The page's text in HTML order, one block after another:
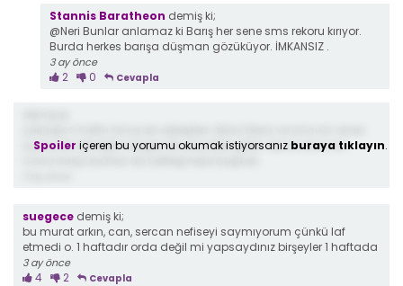
Stannis Baratheon demiş ki;
@Neri Bunlar anlamaz ki Barış her sene sms rekoru kırıyor.
Burda herkes barışa düşman gözüküyor. İMKANSIZ .
3 ay önce
2 0 Cevapla
açılacak demiştim bugün ilk sinyalleri geldi. Ayrıca Lina nın
Spoiler içeren bu yorumu okumak istiyorsanız buraya tıklayın.
suegece demiş ki;
bu murat arkın, can, sercan nefiseyi saymıyorum çünkü laf
etmedi o. 1 haftadır orda değil mi yapsaydınız birşeyler 1 haftada
3 ay önce
4 2 Cevapla